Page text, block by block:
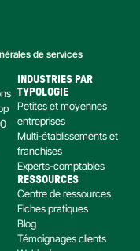
de services
INDUSTRIES PAR
TYPOLOGIE
Petites et moyennes
entreprises
Multi-établissements et
franchises
Experts-comptables
RESSOURCES
Centre de ressources
Fiches pratiques
Blog
Témoignages clients